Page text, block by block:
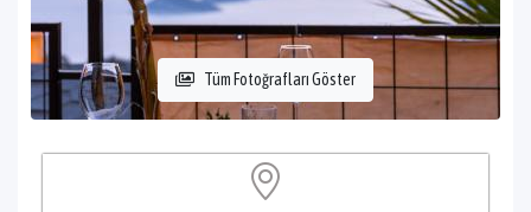
Tüm Fotoğrafları Göster